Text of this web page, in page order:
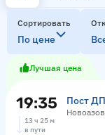
Сортировать
По цене
Лучшая цена
19:35 Пост
13 ч 25 м
в пути